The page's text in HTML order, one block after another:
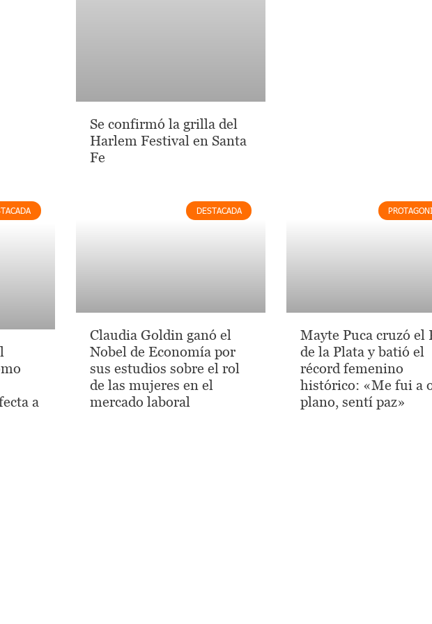
Se confirmó la grilla del
Harlem Festival en Santa
Fe
a
DESTACADA
Claudia Goldin ganó el
Nobel de Economía por
sus estudios sobre el rol
de las mujeres en el
mercado laboral
Mayte Puca cruzó el
de la Plata y batió el
récord femenino
histórico: «Me fui a
plano, sentí paz»